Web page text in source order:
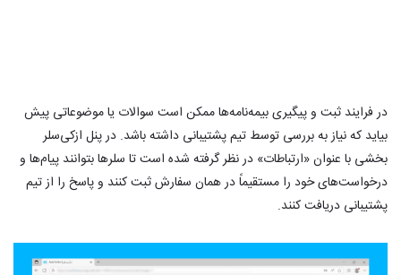
در فرایند ثبت و پیگیری بیمه‌نامه‌ها ممکن است سوالات یا موضوعاتی پیش
بیاید که نیاز به بررسی توسط تیم پشتیبانی داشته باشد. در پنل ازکی‌سلر
بخشی با عنوان «ارتباطات» در نظر گرفته شده است تا سلرها بتوانند پیام‌ها و
درخواست‌های خود را مستقیماً در همان سفارش ثبت کنند و پاسخ را از تیم
پشتیبانی دریافت کنند.